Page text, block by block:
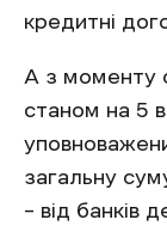
кредитні
А з моменту
станом на 5
загальну
– від банків